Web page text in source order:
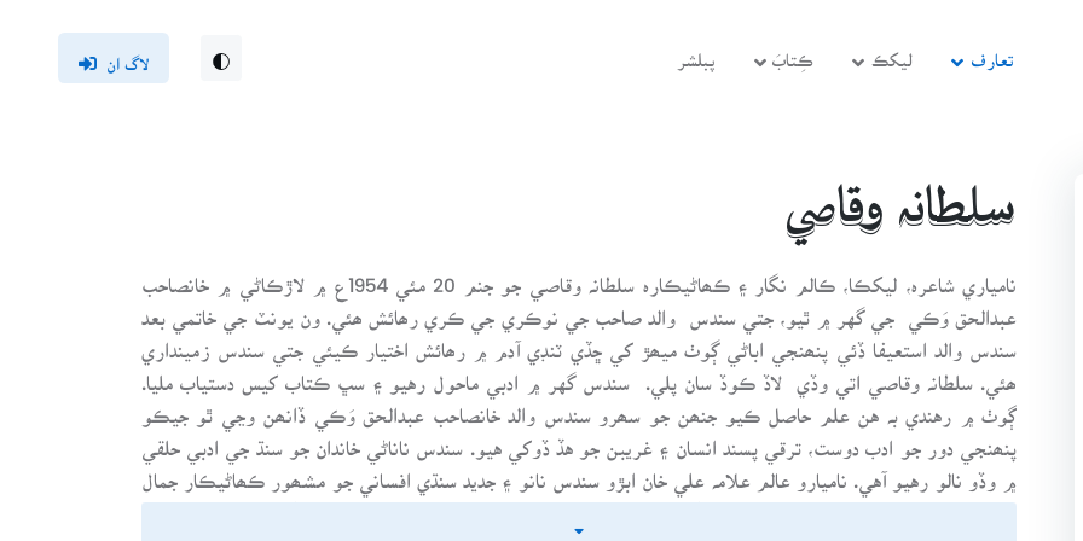
تعارف ليکڪ ڪِتابَ پبلشر لاگ ان
سلطانہ وقاصي
نامياري شاعرہ، ليکڪا، ڪالم نگار ۽ ڪھاڻيڪارہ سلطانہ وقاصي جو جنم 20 مئي 1954ع ۾ لاڙڪاڻي ۾ خانصاحب
عبدالحق وَڪي جي گهر ۾ ٿيو، جتي سندس والد صاحب جي نوڪري جي ڪري رھائش ھئي. ون يونٽ جي خاتمي بعد
سندس والد استعيفا ڏئي پنھنجي اباڻي ڳوٺ ميھڙ کي ڇڏي ٽنڊي آدم ۾ رھائش اختيار ڪيئي جتي سندس زمينداري
ھئي. سلطانہ وقاصي اتي وڏي لاڏ ڪوڏ سان پلي. سندس گهر ۾ ادبي ماحول رهيو ۽ سڀ ڪتاب کيس دستياب مليا.
ڳوٺ ۾ رهندي بہ هن علم حاصل ڪيو جنھن جو سھرو سندس والد خانصاحب عبدالحق وَڪي ڏانھن وڃي ٿو جيڪو
پنھنجي دور جو ادب دوست، ترقي پسند انسان ۽ غريبن جو هڏ ڏوکي هيو. سندس ناناڻي خاندان جو سنڌ جي ادبي حلقي
۾ وڏو نالو رهيو آهي. ناميارو عالم علامہ علي خان ابڙو سندس نانو ۽ جديد سنڌي افساني جو مشھور ڪھاڻيڪار جمال
ابڙو سندس مامو آهي. اهڙي سکيي ستابي گهراڻي سان تعلق رکندڙ سلطانہ وقاصي اڳتي هلي زندگيءَ جا ڪيئي ڏک ۽
تڪليفون سٺيون ۽ اڪيلي ئي انھن جو مقابلو بہ ڪيو ۽ ڪراچي جھڙي شھر ۾ جڏهن لساني فساد چوٽ چڙهيل هيا